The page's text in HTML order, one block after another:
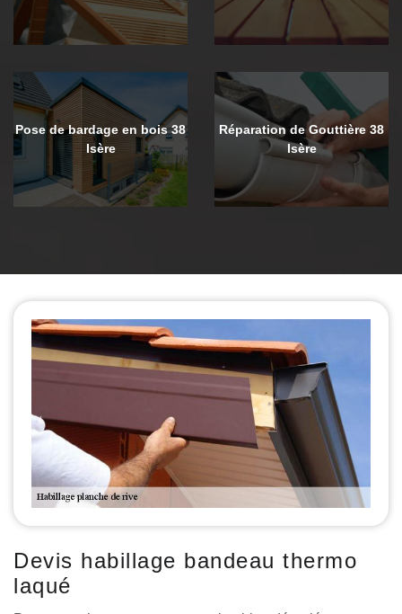
Pose de bardage en bois 38
Isère
Réparation de Gouttière 38
Isère
Devis habillage bandeau thermo
laqué